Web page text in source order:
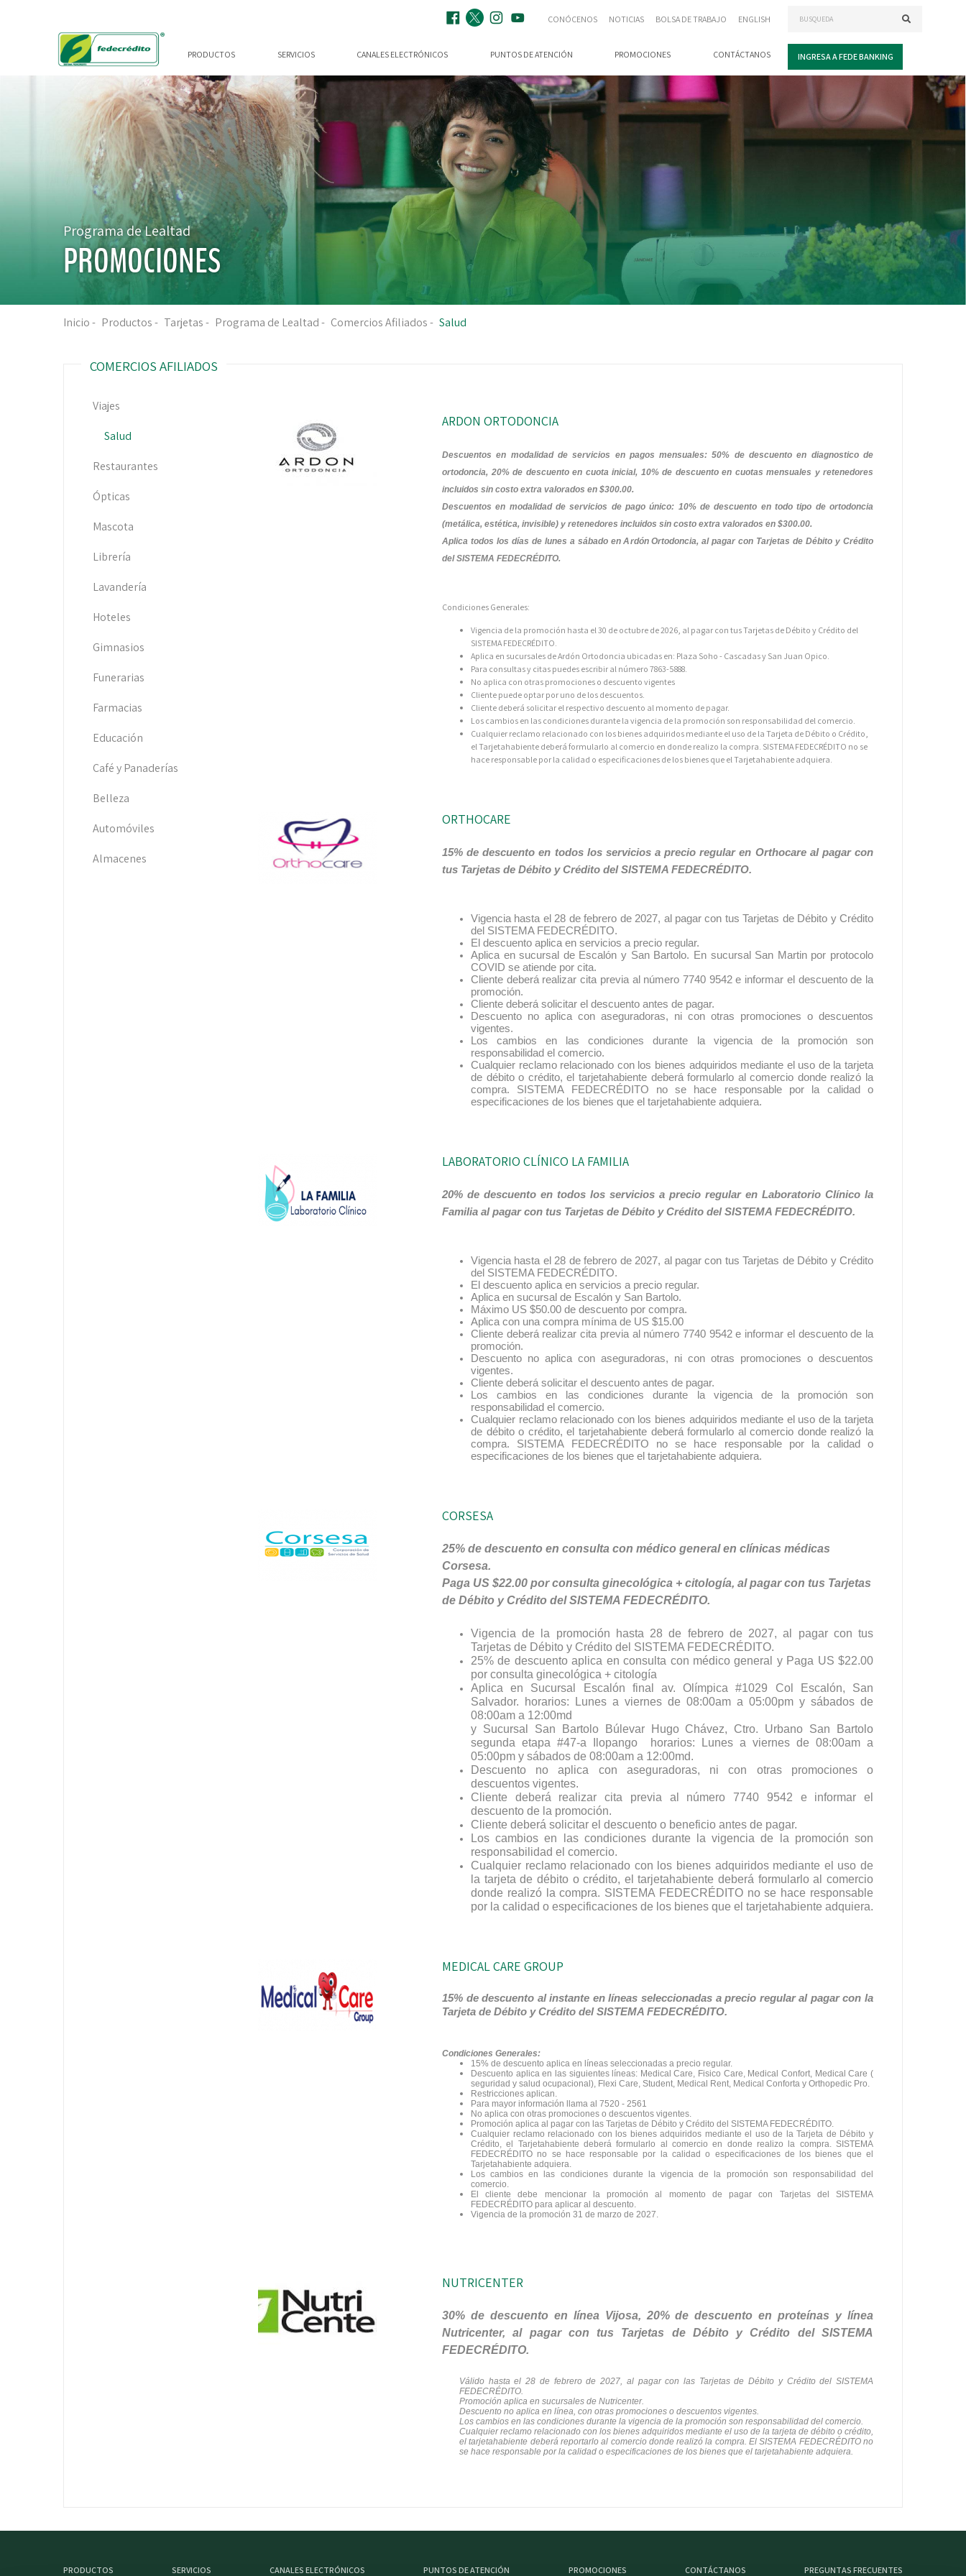
CONÓCENOS NOTICIAS BOLSA DE TRABAJO ENGLISH
PRODUCTOS SERVICIOS CANALES ELECTRÓNICOS PUNTOS DE ATENCIÓN PROMOCIONES CONTÁCTANOS INGRESA A FEDE BANKING
Programa de Lealtad
PROMOCIONES
Inicio- Productos- Tarjetas- Programa de Lealtad- Comercios Afiliados- Salud
COMERCIOS AFILIADOS
Viajes
Salud
Restaurantes
Ópticas
Mascota
Librería
Lavandería
Hoteles
Gimnasios
Funerarias
Farmacias
Educación
Café y Panaderías
Belleza
Automóviles
Almacenes
ARDON ORTODONCIA
Descuentos en modalidad de servicios en pagos mensuales: 50% de descuento en diagnostico de
ortodoncia, 20% de descuento en cuota inicial, 10% de descuento en cuotas mensuales y retenedores
incluidos sin costo extra valorados en $300.00.
Descuentos en modalidad de servicios de pago único: 10% de descuento en todo tipo de ortodoncia
(metálica, estética, invisible) y retenedores incluidos sin costo extra valorados en $300.00.
Aplica todos los días de lunes a sábado en Ardón Ortodoncia, al pagar con Tarjetas de Débito y Crédito
del SISTEMA FEDECRÉDITO.
Condiciones Generales:
Vigencia de la promoción hasta el 30 de octubre de 2026, al pagar con tus Tarjetas de Débito y Crédito del
SISTEMA FEDECRÉDITO.
Aplica en sucursales de Ardón Ortodoncia ubicadas en: Plaza Soho - Cascadas y San Juan Opico.
Para consultas y citas puedes escribir al número 7863-5888.
No aplica con otras promociones o descuento vigentes
Cliente puede optar por uno de los descuentos.
Cliente deberá solicitar el respectivo descuento al momento de pagar.
Los cambios en las condiciones durante la vigencia de la promoción son responsabilidad del comercio.
Cualquier reclamo relacionado con los bienes adquiridos mediante el uso de la Tarjeta de Débito o Crédito,
el Tarjetahabiente deberá formularlo al comercio en donde realizo la compra. SISTEMA FEDECRÉDITO no se
hace responsable por la calidad o especificaciones de los bienes que el Tarjetahabiente adquiera.
ORTHOCARE
15% de descuento en todos los servicios a precio regular en Orthocare al pagar con
tus Tarjetas de Débito y Crédito del SISTEMA FEDECRÉDITO.
Vigencia hasta el 28 de febrero de 2027, al pagar con tus Tarjetas de Débito y Crédito
del SISTEMA FEDECRÉDITO.
El descuento aplica en servicios a precio regular.
Aplica en sucursal de Escalón y San Bartolo. En sucursal San Martin por protocolo
COVID se atiende por cita.
Cliente deberá realizar cita previa al número 7740 9542 e informar el descuento de la
promoción.
Cliente deberá solicitar el descuento antes de pagar.
Descuento no aplica con aseguradoras, ni con otras promociones o descuentos
vigentes.
Los cambios en las condiciones durante la vigencia de la promoción son
responsabilidad el comercio.
Cualquier reclamo relacionado con los bienes adquiridos mediante el uso de la tarjeta
de débito o crédito, el tarjetahabiente deberá formularlo al comercio donde realizó la
compra. SISTEMA FEDECRÉDITO no se hace responsable por la calidad o
especificaciones de los bienes que el tarjetahabiente adquiera.
LABORATORIO CLÍNICO LA FAMILIA
20% de descuento en todos los servicios a precio regular en Laboratorio Clínico la
Familia al pagar con tus Tarjetas de Débito y Crédito del SISTEMA FEDECRÉDITO.
Vigencia hasta el 28 de febrero de 2027, al pagar con tus Tarjetas de Débito y Crédito
del SISTEMA FEDECRÉDITO.
El descuento aplica en servicios a precio regular.
Aplica en sucursal de Escalón y San Bartolo.
Máximo US $50.00 de descuento por compra.
Aplica con una compra mínima de US $15.00
Cliente deberá realizar cita previa al número 7740 9542 e informar el descuento de la
promoción.
Descuento no aplica con aseguradoras, ni con otras promociones o descuentos
vigentes.
Cliente deberá solicitar el descuento antes de pagar.
Los cambios en las condiciones durante la vigencia de la promoción son
responsabilidad el comercio.
Cualquier reclamo relacionado con los bienes adquiridos mediante el uso de la tarjeta
de débito o crédito, el tarjetahabiente deberá formularlo al comercio donde realizó la
compra. SISTEMA FEDECRÉDITO no se hace responsable por la calidad o
especificaciones de los bienes que el tarjetahabiente adquiera.
CORSESA
25% de descuento en consulta con médico general en clínicas médicas
Corsesa.
Paga US $22.00 por consulta ginecológica + citología, al pagar con tus Tarjetas
de Débito y Crédito del SISTEMA FEDECRÉDITO.
Vigencia de la promoción hasta 28 de febrero de 2027, al pagar con tus
Tarjetas de Débito y Crédito del SISTEMA FEDECRÉDITO.
25% de descuento aplica en consulta con médico general y Paga US $22.00
por consulta ginecológica + citología
Aplica en Sucursal Escalón final av. Olímpica #1029 Col Escalón, San
Salvador. horarios: Lunes a viernes de 08:00am a 05:00pm y sábados de
08:00am a 12:00md
y Sucursal San Bartolo Búlevar Hugo Chávez, Ctro. Urbano San Bartolo
segunda etapa #47-a Ilopango horarios: Lunes a viernes de 08:00am a
05:00pm y sábados de 08:00am a 12:00md.
Descuento no aplica con aseguradoras, ni con otras promociones o
descuentos vigentes.
Cliente deberá realizar cita previa al número 7740 9542 e informar el
descuento de la promoción.
Cliente deberá solicitar el descuento o beneficio antes de pagar.
Los cambios en las condiciones durante la vigencia de la promoción son
responsabilidad el comercio.
Cualquier reclamo relacionado con los bienes adquiridos mediante el uso de
la tarjeta de débito o crédito, el tarjetahabiente deberá formularlo al comercio
donde realizó la compra. SISTEMA FEDECRÉDITO no se hace responsable
por la calidad o especificaciones de los bienes que el tarjetahabiente adquiera.
MEDICAL CARE GROUP
15% de descuento al instante en líneas seleccionadas a precio regular al pagar con la
Tarjeta de Débito y Crédito del SISTEMA FEDECRÉDITO.
Condiciones Generales:
15% de descuento aplica en líneas seleccionadas a precio regular.
Descuento aplica en las siguientes líneas: Medical Care, Fisico Care, Medical Confort, Medical Care (
seguridad y salud ocupacional), Flexi Care, Student, Medical Rent, Medical Conforta y Orthopedic Pro.
Restricciones aplican.
Para mayor información llama al 7520 - 2561
No aplica con otras promociones o descuentos vigentes.
Promoción aplica al pagar con las Tarjetas de Débito y Crédito del SISTEMA FEDECRÉDITO.
Cualquier reclamo relacionado con los bienes adquiridos mediante el uso de la Tarjeta de Débito y
Crédito, el Tarjetahabiente deberá formularlo al comercio en donde realizo la compra. SISTEMA
FEDECRÉDITO no se hace responsable por la calidad o especificaciones de los bienes que el
Tarjetahabiente adquiera.
Los cambios en las condiciones durante la vigencia de la promoción son responsabilidad del
comercio.
El cliente debe mencionar la promoción al momento de pagar con Tarjetas del SISTEMA
FEDECRÉDITO para aplicar al descuento.
Vigencia de la promoción 31 de marzo de 2027.
NUTRICENTER
30% de descuento en línea Vijosa, 20% de descuento en proteínas y línea
Nutricenter, al pagar con tus Tarjetas de Débito y Crédito del SISTEMA
FEDECRÉDITO.
Válido hasta el 28 de febrero de 2027, al pagar con las Tarjetas de Débito y Crédito del SISTEMA
FEDECRÉDITO.
Promoción aplica en sucursales de Nutricenter.
Descuento no aplica en línea, con otras promociones o descuentos vigentes.
Los cambios en las condiciones durante la vigencia de la promoción son responsabilidad del comercio.
Cualquier reclamo relacionado con los bienes adquiridos mediante el uso de la tarjeta de débito o crédito,
el tarjetahabiente deberá reportarlo al comercio donde realizó la compra. El SISTEMA FEDECRÉDITO no
se hace responsable por la calidad o especificaciones de los bienes que el tarjetahabiente adquiera.
PRODUCTOS SERVICIOS CANALES ELECTRÓNICOS PUNTOS DE ATENCIÓN PROMOCIONES CONTÁCTANOS PREGUNTAS FRECUENTES